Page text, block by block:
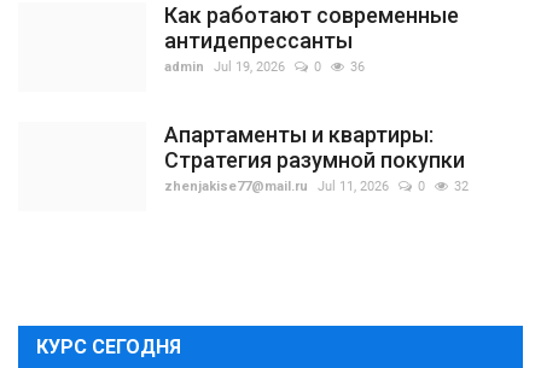
Как работают современные
антидепрессанты
admin Jul 19, 2026 0 36
Апартаменты и квартиры:
Стратегия разумной покупки
zhenjakise77@mail.ru Jul 11, 2026 0 32
КУРС СЕГОДНЯ